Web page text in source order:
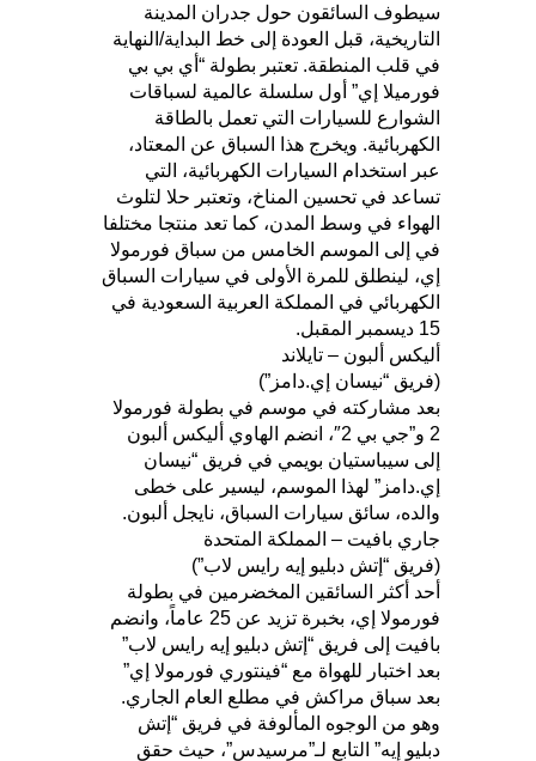
سيطوف السائقون حول جدران المدينة
التاريخية، قبل العودة إلى خط البداية/النهاية
في قلب المنطقة. تعتبر بطولة “أي بي بي
فورميلا إي” أول سلسلة عالمية لسباقات
الشوارع للسيارات التي تعمل بالطاقة
الكهربائية. ويخرج هذا السباق عن المعتاد،
عبر استخدام السيارات الكهربائية، التي
تساعد في تحسين المناخ، وتعتبر حلا لتلوث
الهواء في وسط المدن، كما تعد منتجا مختلفا
في إلى الموسم الخامس من سباق فورمولا
إي، لينطلق للمرة الأولى في سيارات السباق
الكهربائي في المملكة العربية السعودية في
15 ديسمبر المقبل.
أليكس ألبون – تايلاند
(فريق “نيسان إي.دامز”)
بعد مشاركته في موسم في بطولة فورمولا
2 و”جي بي 2″، انضم الهاوي أليكس ألبون
إلى سيباستيان بويمي في فريق “نيسان
إي.دامز” لهذا الموسم، ليسير على خطى
والده، سائق سيارات السباق، نايجل ألبون.
جاري بافيت – المملكة المتحدة
(فريق “إتش دبليو إيه رايس لاب”)
أحد أكثر السائقين المخضرمين في بطولة
فورمولا إي، بخبرة تزيد عن 25 عاماً، وانضم
بافيت إلى فريق “إتش دبليو إيه رايس لاب”
بعد اختبار للهواة مع “فينتوري فورمولا إي”
بعد سباق مراكش في مطلع العام الجاري.
وهو من الوجوه المألوفة في فريق “إتش
دبليو إيه” التابع لـ”مرسيدس”، حيث حقق